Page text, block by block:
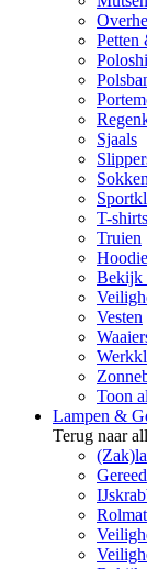
Petten
Sjaals
Sokken
T-shirts
Truien
Bekijk
Vesten
Toon
Lampen &
Terug naar